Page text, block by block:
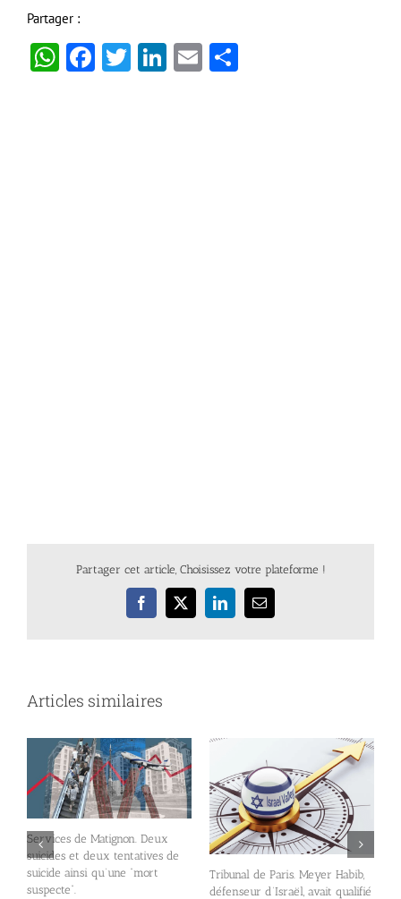
Partager :
WhatsApp
Facebook
Twitter
LinkedIn
Email
Partager cet article, Choisissez votre plateforme !
Facebook
X LinkedInEmail
Articles similaires
Services de Matignon. Deux
suicides et deux tentatives de
suicide ainsi qu’une “mort
suspecte”.
Tribunal de Paris. Meyer Habib,
défenseur d’Israël, avait qualifié